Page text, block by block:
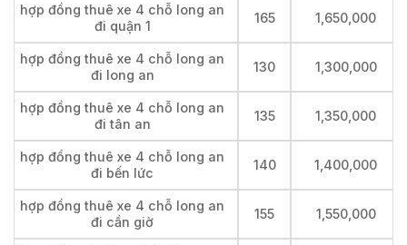
hợp đồng thuê xe 4 chỗ long an
đi quận 1
165 1,650,000
hợp đồng thuê xe 4 chỗ long an
đi long an
130 1,300,000
hợp đồng thuê xe 4 chỗ long an
đi tân an
135 1,350,000
hợp đồng thuê xe 4 chỗ long an
đi bến lức
140 1,400,000
hợp đồng thuê xe 4 chỗ long an
đi cần giờ
155 1,550,000